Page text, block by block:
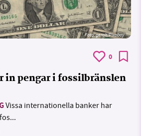
Foto:geralt/Pixabay
0
in pengar i fossilbränslen
Vissa internationella banker har